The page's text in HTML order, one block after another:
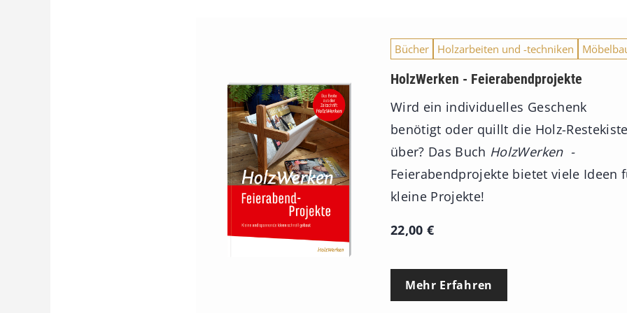
Bücher Holzarbeiten und -techniken
HolzWerken - Feierabendprojekte
Wird ein individuelles Geschenk
benötigt oder quillt die Holz-Restekiste
über? Das Buch HolzWerken -
Feierabendprojekte bietet viele Ideen
kleine Projekte!
22,00 €
Mehr Erfahren